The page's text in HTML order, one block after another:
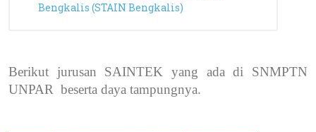
Bengkalis (STAIN Bengkalis)
Berikut jurusan SAINTEK yang ada di SNMPTN
UNPAR beserta daya tampungnya.